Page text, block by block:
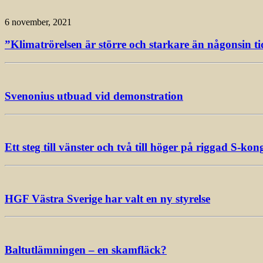
6 november, 2021
”Klimatrörelsen är större och starkare än någonsin
Svenonius utbuad vid demonstration
Ett steg till vänster och två till höger på riggad S-
HGF Västra Sverige har valt en ny styrelse
Baltutlämningen – en skamfläck?